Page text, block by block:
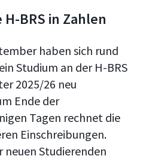
BRS in Zahlen
haben sich rund
Studium an der H-BRS
2025/26 neu
Ende der
Tagen rechnet die
Einschreibungen.
neuen Studierenden